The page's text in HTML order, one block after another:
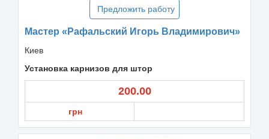
Предложить работу
Мастер «Рафальский Игорь Владимирович»
Киев
Установка карнизов для штор
200.00
грн